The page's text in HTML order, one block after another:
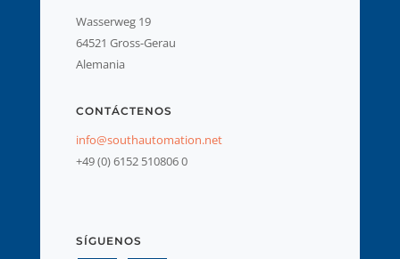
Wasserweg 19
64521 Gross-Gerau
Alemania
CONTÁCTENOS
info@southautomation.net
+49 (0) 6152 510806 0
SÍGUENOS